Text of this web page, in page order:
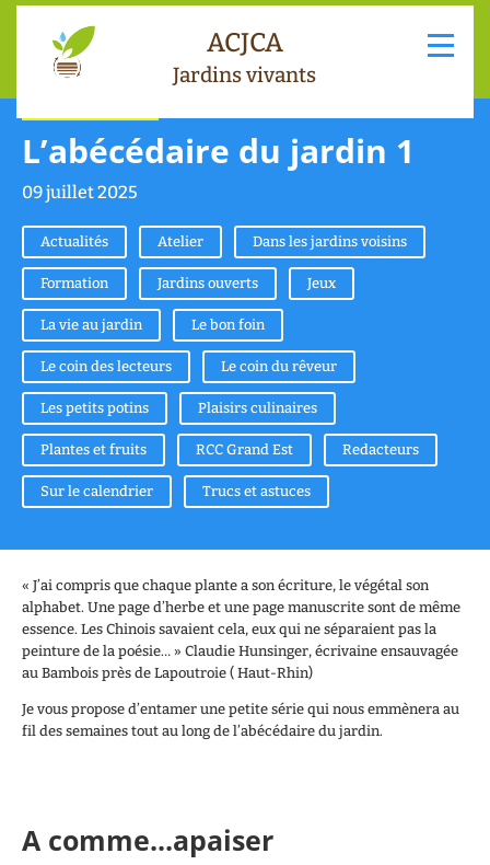
ACJCA
Jardins vivants
L’abécédaire du jardin 1
09 juillet 2025
Actualités Atelier Dans les jardins voisins
Formation Jardins ouverts Jeux
La vie au jardin Le bon foin
Le coin des lecteurs Le coin du rêveur
Les petits potins Plaisirs culinaires
Plantes et fruits RCC Grand Est Redacteurs
Sur le calendrier Trucs et astuces
« J’ai compris que chaque plante a son écriture, le végétal son
alphabet. Une page d’herbe et une page manuscrite sont de même
essence. Les Chinois savaient cela, eux qui ne séparaient pas la
peinture de la poésie… » Claudie Hunsinger, écrivaine ensauvagée
au Bambois près de Lapoutroie ( Haut-Rhin)
Je vous propose d’entamer une petite série qui nous emmènera au
fil des semaines tout au long de l’abécédaire du jardin.
A comme...apaiser